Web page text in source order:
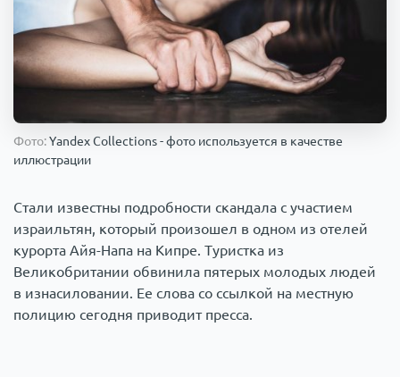
Коронавирус
Происшествия
Армия
ЧП И КРИМИНАЛ
1000 мелочей
Фото:Yandex Collections - фото используется в качестве
иллюстрации
Стали известны подробности скандала с участием
израильтян, который произошел в одном из отелей
курорта Айя-Напа на Кипре. Туристка из
Великобритании обвинила пятерых молодых людей
в изнасиловании. Ее слова со ссылкой на местную
полицию сегодня приводит пресса.